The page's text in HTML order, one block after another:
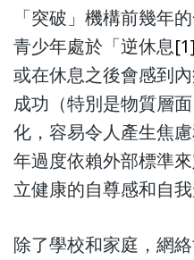
「突破」機構前幾年
青少年處於「逆休息[1]
或在休息之後會感到
成功（特別是物質層
化，容易令人產生焦
年過度依賴外部標準
立健康的自尊感和自我
除了學校和家庭，網